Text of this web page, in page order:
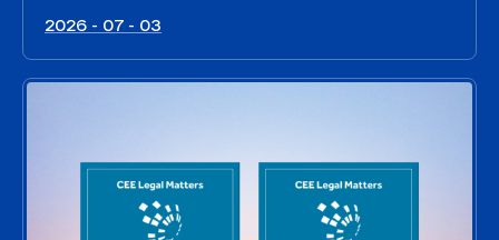
2026 - 07 - 03